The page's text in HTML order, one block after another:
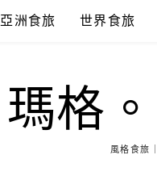
亞洲食旅 世界食旅
瑪格
風格食旅